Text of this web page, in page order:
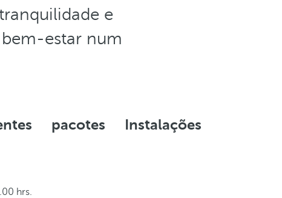
e
estar num
pacotes Instalações
hrs.